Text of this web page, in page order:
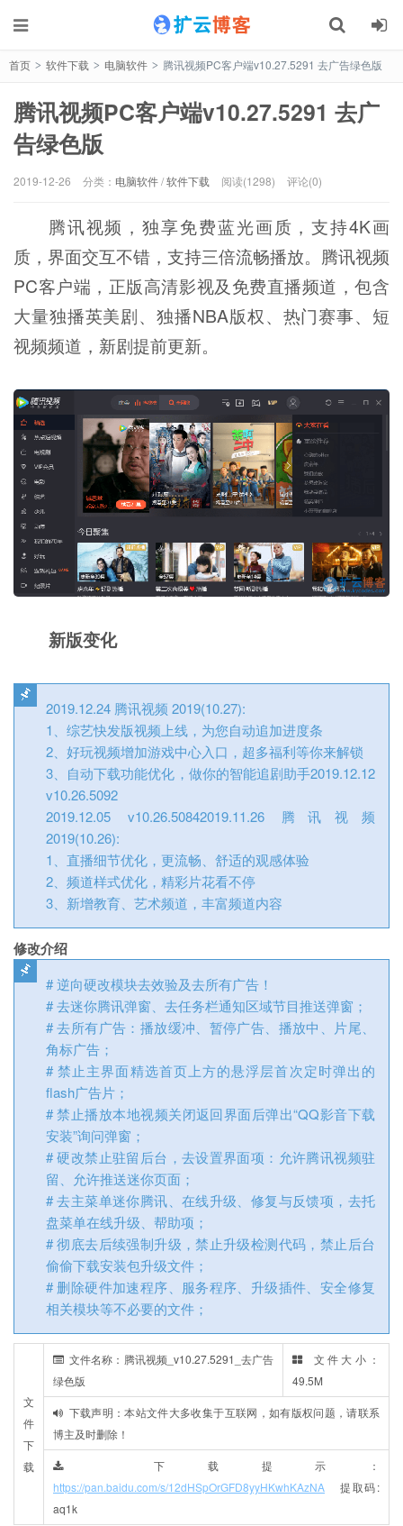
首页 > 软件下载 > 电脑软件 > 腾讯视频PC客户端v10.27.5291 去广告绿色版
腾讯视频PC客户端v10.27.5291 去广
告绿色版
2019-12-26 分类： 电脑软件/软件下载 阅读(1298) 评论(0)
腾讯视频，独享免费蓝光画质，支持4K画
质，界面交互不错，支持三倍流畅播放。腾讯视频
PC客户端，正版高清影视及免费直播频道，包含
大量独播英美剧、独播NBA版权、热门赛事、短
视频频道，新剧提前更新。
新版变化
2019.12.24 腾讯视频 2019(10.27):
1、综艺快发版视频上线，为您自动追加进度条
2、好玩视频增加游戏中心入口，超多福利等你来解锁
3、自动下载功能优化，做你的智能追剧助手2019.12.12
v10.26.5092
2019.12.05 v10.26.50842019.11.26 腾讯视频
2019(10.26):
1、直播细节优化，更流畅、舒适的观感体验
2、频道样式优化，精彩片花看不停
3、新增教育、艺术频道，丰富频道内容
修改介绍
# 逆向硬改模块去效验及去所有广告！
# 去迷你腾讯弹窗、去任务栏通知区域节目推送弹窗；
# 去所有广告：播放缓冲、暂停广告、播放中、片尾、
角标广告；
# 禁止主界面精选首页上方的悬浮层首次定时弹出的
flash广告片；
# 禁止播放本地视频关闭返回界面后弹出“QQ影音下载
安装”询问弹窗；
# 硬改禁止驻留后台，去设置界面项：允许腾讯视频驻
留、允许推送迷你页面；
# 去主菜单迷你腾讯、在线升级、修复与反馈项，去托
盘菜单在线升级、帮助项；
# 彻底去后续强制升级，禁止升级检测代码，禁止后台
偷偷下载安装包升级文件；
# 删除硬件加速程序、服务程序、升级插件、安全修复
相关模块等不必要的文件；
文
件
下
载
文件名称：腾讯视频_v10.27.5291_去广告
绿色版
文件大小：
49.5M
下载声明：本站文件大多收集于互联网，如有版权问题，请联系
博主及时删除！
下载提示：
https://pan.baidu.com/s/12dHSpOrGFD8yyHKwhKAzNA
提取码:
aq1k